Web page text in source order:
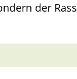
der